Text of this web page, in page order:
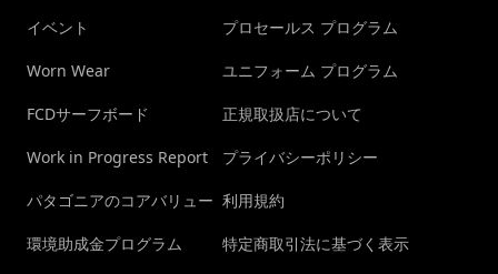
イベント
Worn Wear
FCDサーフボード
Work in Progress Report
パタゴニアのコアバリュー
環境助成金プログラム
プロセールス プログラム
ユニフォーム プログラム
正規取扱店について
プライバシーポリシー
利用規約
特定商取引法に基づく表示